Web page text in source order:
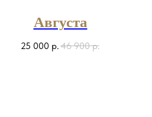
Августа
25 000 р. 46 900 р.